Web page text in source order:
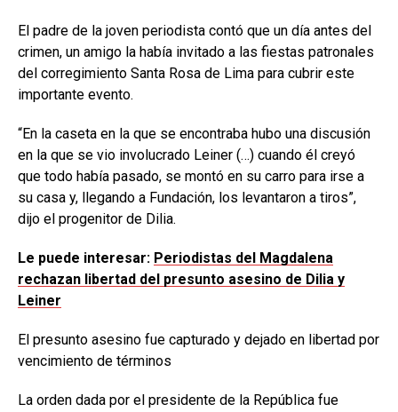
El padre de la joven periodista contó que un día antes del
crimen, un amigo la había invitado a las fiestas patronales
del corregimiento Santa Rosa de Lima para cubrir este
importante evento.
“En la caseta en la que se encontraba hubo una discusión
en la que se vio involucrado Leiner (…) cuando él creyó
que todo había pasado, se montó en su carro para irse a
su casa y, llegando a Fundación, los levantaron a tiros”,
dijo el progenitor de Dilia.
Le puede interesar: Periodistas del Magdalena
rechazan libertad del presunto asesino de Dilia y
Leiner
El presunto asesino fue capturado y dejado en libertad por
vencimiento de términos
La orden dada por el presidente de la República fue